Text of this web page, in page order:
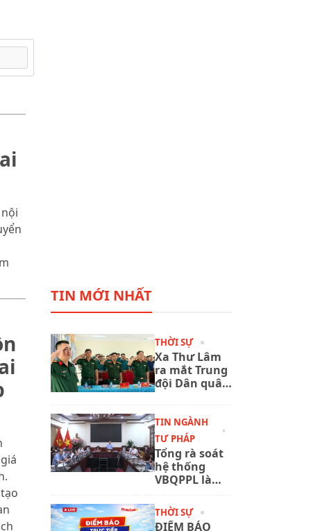
TIN MỚI NHẤT
THỜI SỰ
Xa Thư Lâm
ra mắt Trung
đội Dân quân
cầu nhiệm vụ
quốc phòng
trong tình
hình mới
TIN NGÀNH
TƯ PHÁP
Tổng rà soát
hệ thống
VBQPPL là
trọng tâm,
quan trọng
THỜI SỰ
ĐIỂM BÁO